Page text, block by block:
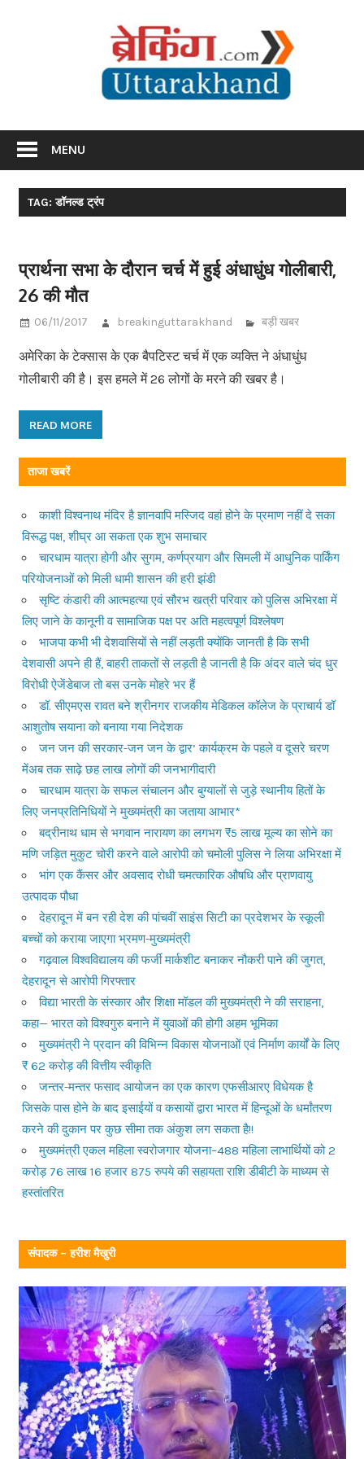
MENU
TAG: डॉनल्ड ट्रंप
प्रार्थना सभा के दौरान चर्च में हुई अंधाधुंध गोलीबारी,
26 की मौत
06/11/2017 breakinguttarakhand बड़ी खबर
अमेरिका के टेक्सास के एक बैपटिस्ट चर्च में एक व्यक्ति ने अंधाधुंध
गोलीबारी की है। इस हमले में 26 लोगों के मरने की खबर है।
READ MORE
ताजा खबरें
काशी विश्वनाथ मंदिर है ज्ञानवापि मस्जिद वहां होने के प्रमाण नहीं दे सका
विरूद्ध पक्ष, शीघ्र आ सकता एक शुभ समाचार
चारधाम यात्रा होगी और सुगम, कर्णप्रयाग और सिमली में आधुनिक पार्किंग
परियोजनाओं को मिली धामी शासन की हरी झंडी
सृष्टि कंडारी की आत्महत्या एवं सौरभ खत्री परिवार को पुलिस अभिरक्षा में
लिए जाने के कानूनी व सामाजिक पक्ष पर अति महत्वपूर्ण विश्लेषण
भाजपा कभी भी देशवासियों से नहीं लड़ती क्योंकि जानती है कि सभी
देशवासी अपने ही हैं, बाहरी ताकतों से लड़ती है जानती है कि अंदर वाले चंद धुर
विरोधी ऐजेंडेबाज तो बस उनके मोहरे भर हैं
डॉ. सीएमएस रावत बने श्रीनगर राजकीय मेडिकल कॉलेज के प्राचार्य डॉ
आशुतोष सयाना को बनाया गया निदेशक
जन जन की सरकार-जन जन के द्वार’ कार्यक्रम के पहले व दूसरे चरण
मेंअब तक साढ़े छह लाख लोगों की जनभागीदारी
चारधाम यात्रा के सफल संचालन और बुग्यालों से जुड़े स्थानीय हितों के
लिए जनप्रतिनिधियों ने मुख्यमंत्री का जताया आभार*
बद्रीनाथ धाम से भगवान नारायण का लगभग ₹5 लाख मूल्य का सोने का
मणि जड़ित मुकुट चोरी करने वाले आरोपी को चमोली पुलिस ने लिया अभिरक्षा में
भांग एक कैंसर और अवसाद रोधी चमत्कारिक औषधि और प्राणवायु
उत्पादक पौधा
देहरादून में बन रही देश की पांचवीं साइंस सिटी का प्रदेशभर के स्कूली
बच्चों को कराया जाएगा भ्रमण-मुख्यमंत्री
गढ़वाल विश्वविद्यालय की फर्जी मार्कशीट बनाकर नौकरी पाने की जुगत,
देहरादून से आरोपी गिरफ्तार
विद्या भारती के संस्कार और शिक्षा मॉडल की मुख्यमंत्री ने की सराहना,
कहा— भारत को विश्वगुरु बनाने में युवाओं की होगी अहम भूमिका
मुख्यमंत्री ने प्रदान की विभिन्न विकास योजनाओं एवं निर्माण कार्यों के लिए
₹ 62 करोड़ की वित्तीय स्वीकृति
जन्तर-मन्तर फसाद आयोजन का एक कारण एफसीआरए विधेयक है
जिसके पास होने के बाद इसाईयों व कसायों द्वारा भारत में हिन्दूओं के धर्मांतरण
करने की दुकान पर कुछ सीमा तक अंकुश लग सकता है!!
मुख्यमंत्री एकल महिला स्वरोजगार योजना–488 महिला लाभार्थियों को 2
करोड़ 76 लाख 16 हजार 875 रुपये की सहायता राशि डीबीटी के माध्यम से
हस्तांतरित
संपादक – हरीश मैखुरी